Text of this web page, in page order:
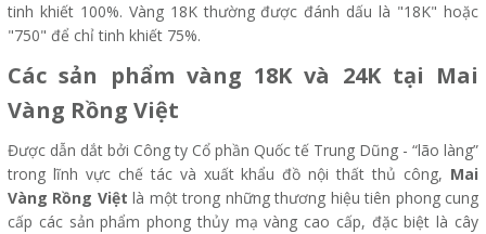
tinh khiết 100%. Vàng 18K thường được đánh dấu là "18K" hoặc
"750" để chỉ tinh khiết 75%.
Các sản phẩm vàng 18K và 24K tại Mai
Vàng Rồng Việt
Được dẫn dắt bởi Công ty Cổ phần Quốc tế Trung Dũng - “lão làng”
trong lĩnh vực chế tác và xuất khẩu đồ nội thất thủ công, Mai
Vàng Rồng Việt là một trong những thương hiệu tiên phong cung
cấp các sản phẩm phong thủy mạ vàng cao cấp, đặc biệt là cây